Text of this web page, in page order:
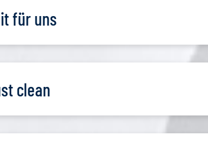
für uns
clean